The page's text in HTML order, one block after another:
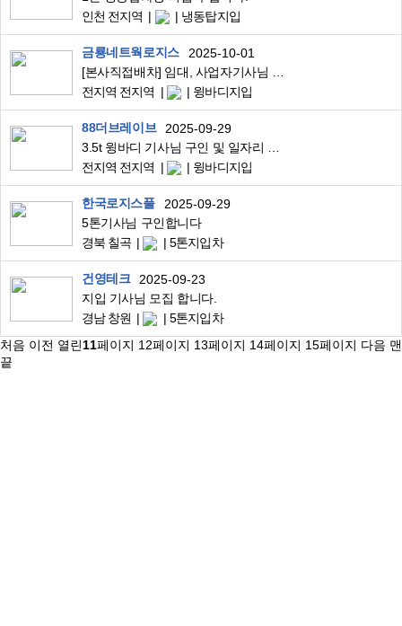
인천 전지역
냉동탑지입
금룡네트웍로지스
2025-10-01
[본사직접배차] 임대, 사업자기사님 모집! 5톤 윙바디/일 안끊겨요~
전지역 전지역
윙바디지입
88더브레이브
2025-09-29
3.5t 윙바디 기사님 구인 및 일자리 구직
전지역 전지역
윙바디지입
한국로지스풀
2025-09-29
5톤기사님 구인합니다
경북 칠곡
5톤지입차
건영테크
2025-09-23
지입 기사님 모집 합니다.
경남 창원
5톤지입차
처음 이전 열린11페이지 12페이지 13페이지 14페이지 15페이지 다음 맨
끝